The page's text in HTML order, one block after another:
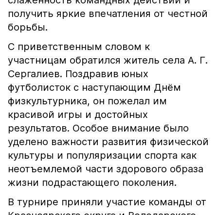
получить яркие впечатления от честной
борьбы.
С приветственным словом к
участницам обратился житель села А. Г.
Сергалиев. Поздравив юных
футболисток с наступающим Днём
физкультурника, он пожелал им
красивой игры и достойных
результатов. Особое внимание было
уделено важности развития физической
культуры и популяризации спорта как
неотъемлемой части здорового образа
жизни подрастающего поколения.
В турнире приняли участие команды от